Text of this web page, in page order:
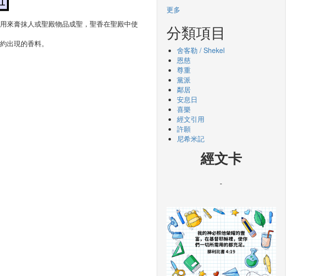
來膏抹人或聖殿物品成聖，聖香在聖殿中使
出現的香料。
更多
分類項目
舍客勒 / Shekel
恩慈
尊重
黨派
鄰居
安息日
喜樂
經文引用
許願
尼希米記
經文卡
-